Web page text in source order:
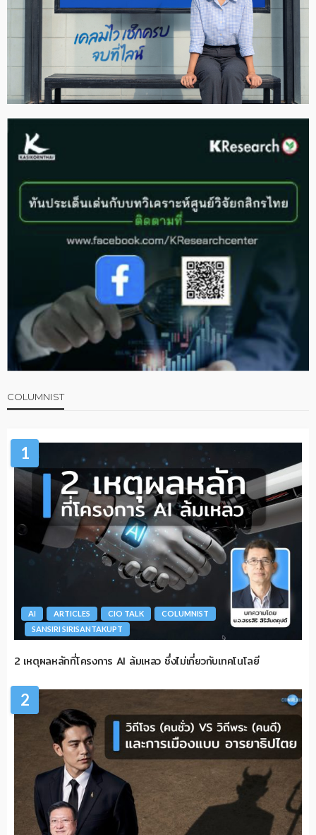
COLUMNIST
1
AI ARTICLES CIO TALK
COLUMNIST
SANSIRI SIRISANTAKUPT
2 เหตุผลหลักที่โครงการ AI ล้มเหลว ซึ่งไม่เกี่ยวกับเทคโนโลยี
2